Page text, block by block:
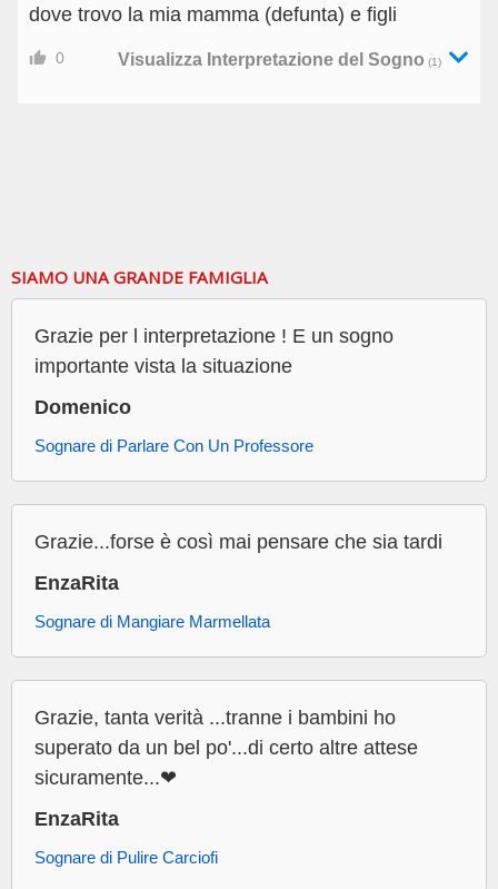
dove trovo la mia mamma (defunta) e figli
0 Visualizza Interpretazione del Sogno (1)
SIAMO UNA GRANDE FAMIGLIA
Grazie per l interpretazione ! E un sogno
importante vista la situazione
Domenico
Sognare di Parlare Con Un Professore
Grazie...forse è così mai pensare che sia tardi
EnzaRita
Sognare di Mangiare Marmellata
Grazie, tanta verità ...tranne i bambini ho
superato da un bel po'...di certo altre attese
sicuramente...❤
EnzaRita
Sognare di Pulire Carciofi